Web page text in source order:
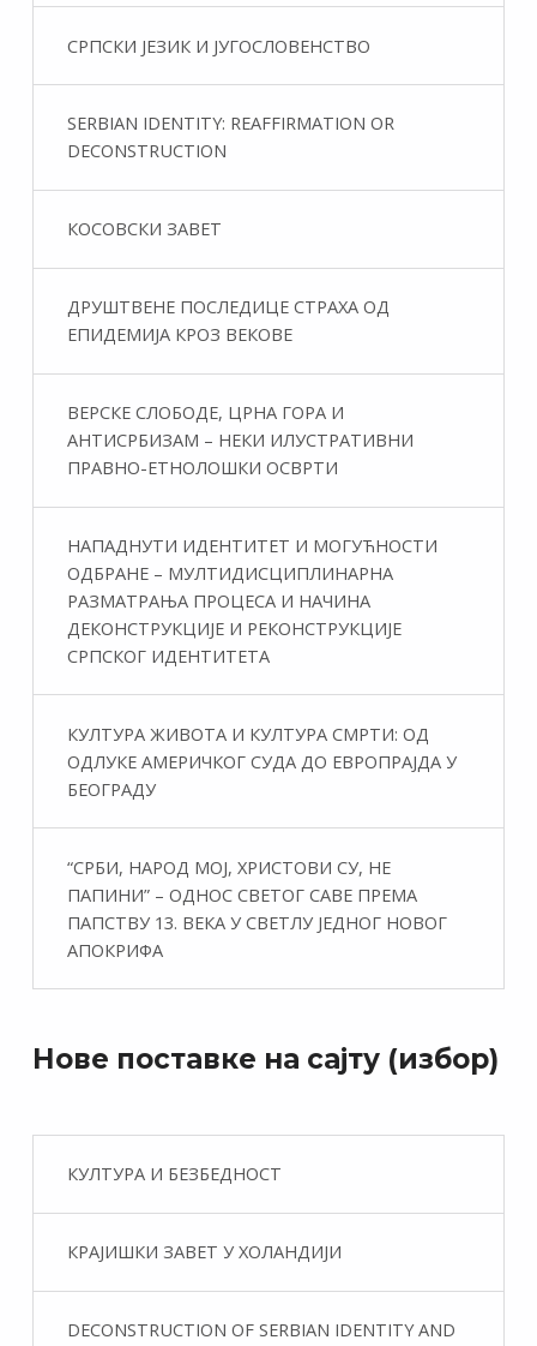
СРПСКИ ЈЕЗИК И ЈУГОСЛОВЕНСТВО
SERBIAN IDENTITY: REAFFIRMATION OR
DECONSTRUCTION
КОСОВСКИ ЗАВЕТ
ДРУШТВЕНЕ ПОСЛЕДИЦЕ СТРАХА ОД
ЕПИДЕМИЈА КРОЗ ВЕКОВЕ
ВЕРСКЕ СЛОБОДЕ, ЦРНА ГОРА И
АНТИСРБИЗАМ – НЕКИ ИЛУСТРАТИВНИ
ПРАВНО-ЕТНОЛОШКИ ОСВРТИ
НАПАДНУТИ ИДЕНТИТЕТ И МОГУЋНОСТИ
ОДБРАНЕ – МУЛТИДИСЦИПЛИНАРНА
РАЗМАТРАЊА ПРОЦЕСА И НАЧИНА
ДЕКОНСТРУКЦИЈЕ И РЕКОНСТРУКЦИЈЕ
СРПСКОГ ИДЕНТИТЕТА
КУЛТУРА ЖИВОТА И КУЛТУРА СМРТИ: ОД
ОДЛУКЕ АМЕРИЧКОГ СУДА ДО ЕВРОПРАЈДА У
БЕОГРАДУ
“СРБИ, НАРОД МОЈ, ХРИСТОВИ СУ, НЕ
ПАПИНИ” – ОДНОС СВЕТОГ САВЕ ПРЕМА
ПАПСТВУ 13. ВЕКА У СВЕТЛУ ЈЕДНОГ НОВОГ
АПОКРИФА
Нове поставке на сајту (избор)
КУЛТУРА И БЕЗБЕДНОСТ
КРАЈИШКИ ЗАВЕТ У ХОЛАНДИЈИ
DECONSTRUCTION OF SERBIAN IDENTITY AND